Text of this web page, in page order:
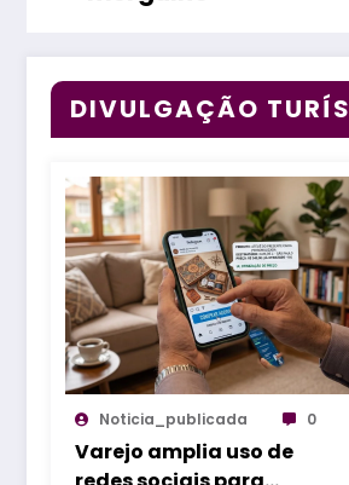
DIVULGAÇÃO
Noticia_publicada 0
Varejo amplia uso de